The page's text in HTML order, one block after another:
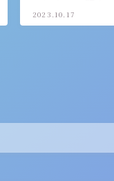
2023.10.17